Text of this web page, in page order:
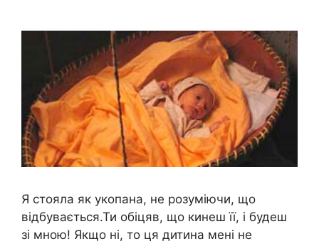
Я стояла як укопана, не розуміючи, що
відбувається.Ти обіцяв, що кинеш її, і будеш
зі мною! Якщо ні, то ця дитина мені не